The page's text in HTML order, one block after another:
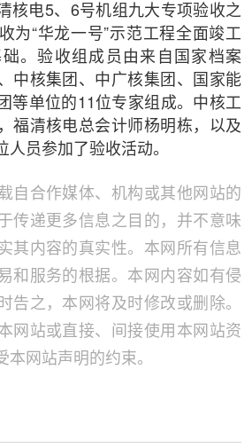
核电5、6号机组九大专项验收之
为“华龙一号”示范工程全面竣工
。验收组成员由来自国家档案
中核集团、中广核集团、国家能
等单位的11位专家组成。中核工
福清核电总会计师杨明栋，以及
人员参加了验收活动。
自合作媒体、机构或其他网站的
传递更多信息之目的，并不意味
其内容的真实性。本网所有信息
和服务的根据。本网内容如有侵
告之，本网将及时修改或删除。
网站或直接、间接使用本网站资
本网站声明的约束。